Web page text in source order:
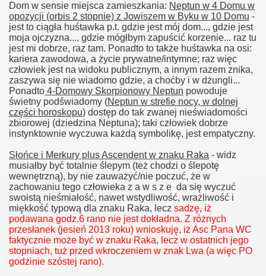
Dom w sensie miejsca zamieszkania: Neptun w 4 Domu w
opozycji (orbis 2 stopnie) z Jowiszem w Byku w 10 Domu -
jest to ciągła huśtawka p.t. gdzie jest mój dom..., gdzie jest
moja ojczyzna..., gdzie mógłbym zapuścić korzenie... raz tu
jest mi dobrze, raz tam. Ponadto to także huśtawka na osi:
kariera zawodowa, a życie prywatne/intymne; raz więc
człowiek jest na widoku publicznym, a innym razem znika,
zaszywa się nie wiadomo gdzie, a choćby i w dżungli...
Ponadto 4-Domowy Skorpionowy Neptun powoduje
świetny podświadomy (Neptun w strefie nocy, w dolnej
części horoskopu) dostęp do tak zwanej nieświadomości
zbiorowej (dziedzina Neptuna); taki człowiek dobrze
instynktownie wyczuwa każdą symbolikę, jest empatyczny.
Słońce i Merkury plus Ascendent w znaku Raka - widz
musiałby być totalnie ślepym (też chodzi o ślepotę
wewnętrzną), by nie zauważyć/nie poczuć, że w
zachowaniu tego człowieka z a w s z e da się wyczuć
swoistą nieśmiałość, nawet wstydliwość, wrażliwość i
miękkość typową dla znaku Raka, lecz sadzę, iż
podawana godz.6 rano nie jest dokładna. Z różnych
przesłanek (jesień 2013 roku) wnioskuję, iż Asc Pana WC
faktycznie może być w znaku Raka, lecz w ostatnich jego
stopniach, tuż przed wkroczeniem w znak Lwa (a więc PO
godzinie szóstej rano).